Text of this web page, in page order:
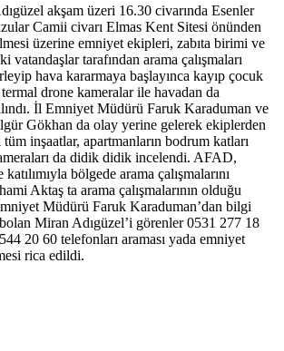
akşam üzeri 16.30 civarında Esenler
Camii civarı Elmas Kent Sitesi önünden
üzerine emniyet ekipleri, zabıta birimi ve
vatandaşlar tarafından arama çalışmaları
hava kararmaya başlayınca kayıp çocuk
drone kameralar ile havadan da
İl Emniyet Müdürü Faruk Karaduman ve
Gökhan da olay yerine gelerek ekiplerden
inşaatlar, apartmanların bodrum katları
da didik didik incelendi. AFAD,
bölgede arama çalışmalarını
Aktaş ta arama çalışmalarının olduğu
Müdürü Faruk Karaduman’dan bilgi
Miran Adıgüzel’i görenler 0531 277 18
20 60 telefonları araması yada emniyet
rica edildi.